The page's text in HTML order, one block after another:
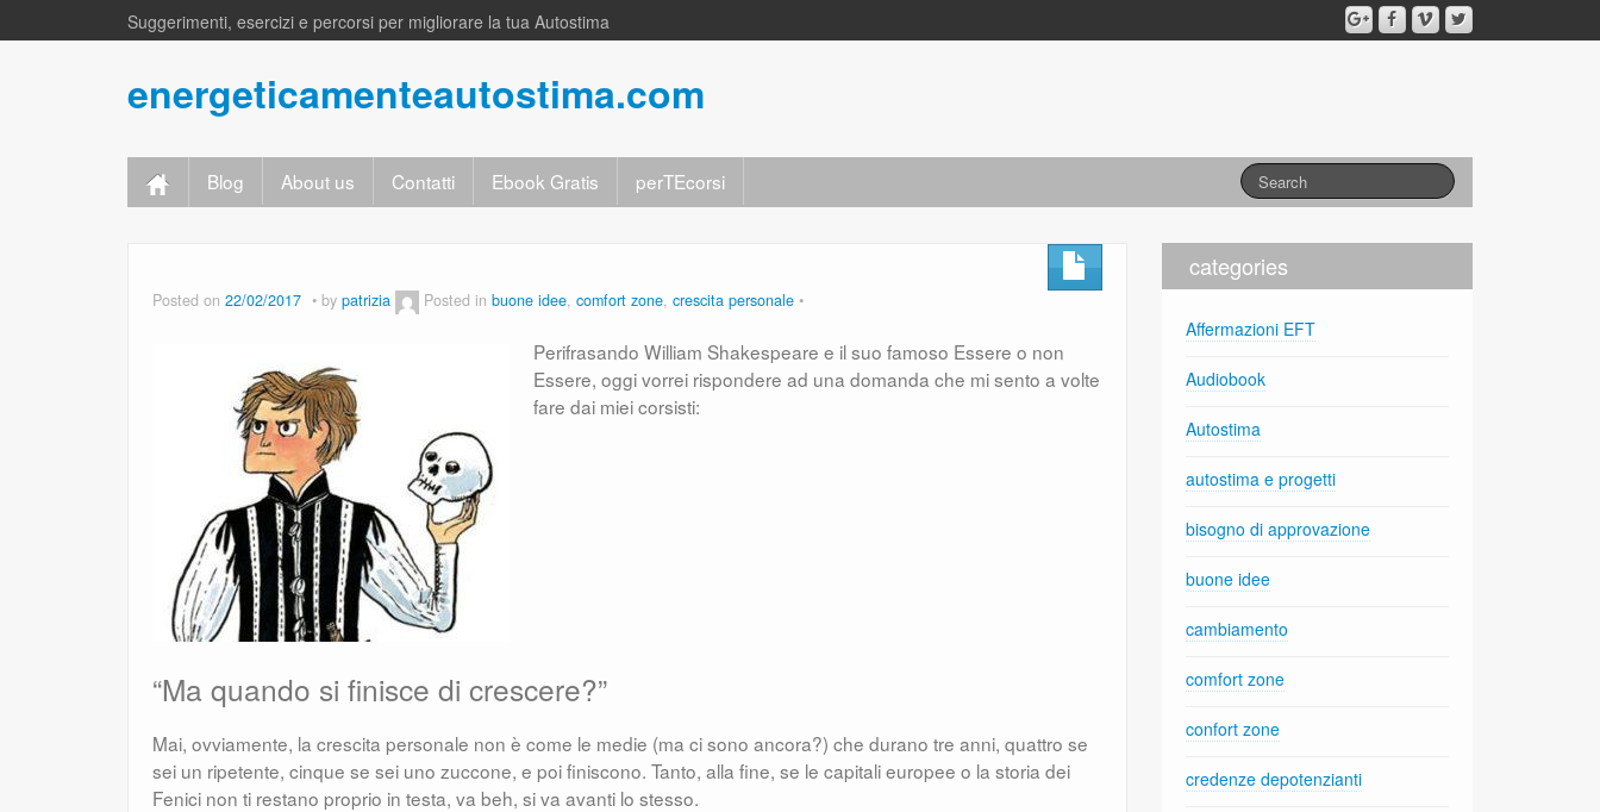
Suggerimenti, esercizi e percorsi per migliorare la tua Autostima
energeticamenteautostima.com
Blog About us Contatti Ebook Gratis perTEcorsi
Posted on 22/02/2017 by patrizia Posted in buone idee, comfort zone, crescita personale
Perifrasando William Shakespeare e il suo famoso Essere o non
Essere, oggi vorrei rispondere ad una domanda che mi sento a volte
fare dai miei corsisti:
“Ma quando si finisce di crescere?”
Mai, ovviamente, la crescita personale non è come le medie (ma ci sono ancora?) che durano tre anni, quattro se
sei un ripetente, cinque se sei uno zuccone, e poi finiscono. Tanto, alla fine, se le capitali europee o la storia dei
Fenici non ti restano proprio in testa, va beh, si va avanti lo stesso.
categories
Affermazioni EFT
Audiobook
Autostima
autostima e progetti
bisogno di approvazione
buone idee
cambiamento
comfort zone
confort zone
credenze depotenzianti